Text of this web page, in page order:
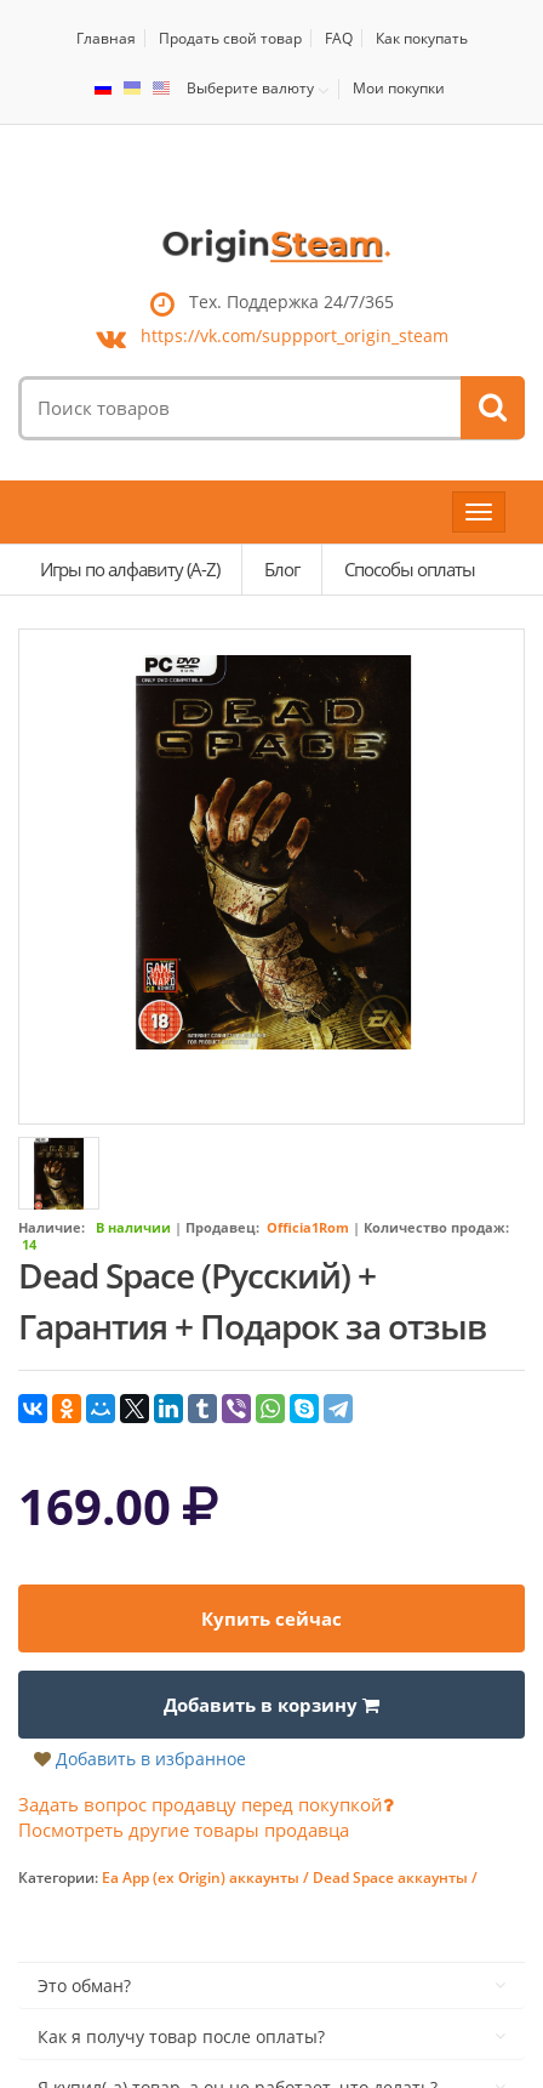
Главная Продать свой товар FAQ Как покупать
Выберите валюту Мои покупки
Тех. Поддержка 24/7/365
https://vk.com/suppport_origin_steam
товаров:
Toggle
Игры по алфавиту (A-Z)
Блог Способы оплаты
Наличие: В наличии | Продавец: Officia1Rom | Количество продаж:
14
Dead Space (Русский) +
Гарантия + Подарок за отзыв
169.00
Купить сейчас
Добавить в корзину
Добавить в избранное
Задать вопрос продавцу перед покупкой
Посмотреть другие товары продавца
Категории: Ea App (ex Origin) аккаунты / Dead Space аккаунты /
Это обман?
Как я получу товар после оплаты?